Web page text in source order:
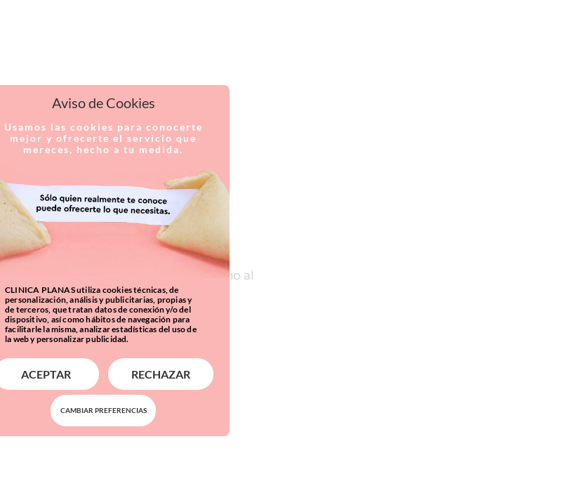
una visita por el barrio cercano al
el momento adecuado
Aviso de Cookies
Usamos las cookies para conocerte
mejor y ofrecerte el servicio que
mereces, hecho a tu medida.
CLINICA PLANAS utiliza cookies técnicas, de
personalización, análisis y publicitarias, propias y
de terceros, que tratan datos de conexión y/o del
dispositivo, así como hábitos de navegación para
facilitarle la misma, analizar estadísticas del uso de
la web y personalizar publicidad.
ACEPTAR RECHAZAR
CAMBIAR PREFERENCIAS